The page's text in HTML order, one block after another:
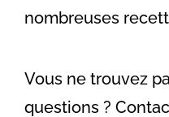
nombreuses
Vous ne trouvez
questions ?